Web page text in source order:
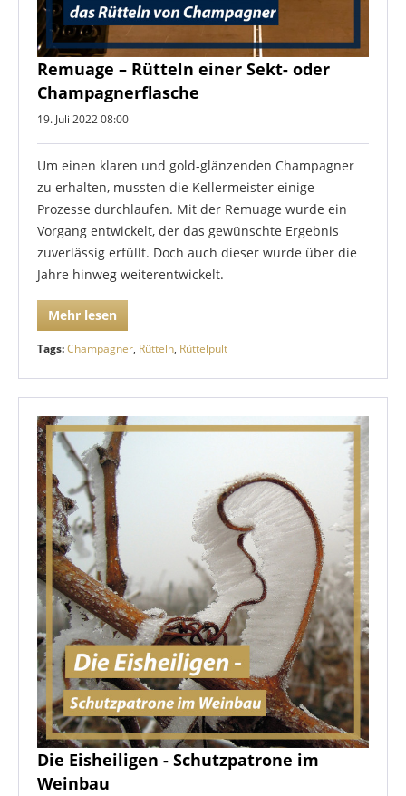
Remuage – Rütteln einer Sekt- oder
Champagnerflasche
19. Juli 2022 08:00
Um einen klaren und gold-glänzenden Champagner
zu erhalten, mussten die Kellermeister einige
Prozesse durchlaufen. Mit der Remuage wurde ein
Vorgang entwickelt, der das gewünschte Ergebnis
zuverlässig erfüllt. Doch auch dieser wurde über die
Jahre hinweg weiterentwickelt.
Mehr lesen
Tags:Champagner, Rütteln, Rüttelpult
Die Eisheiligen - Schutzpatrone im
Weinbau